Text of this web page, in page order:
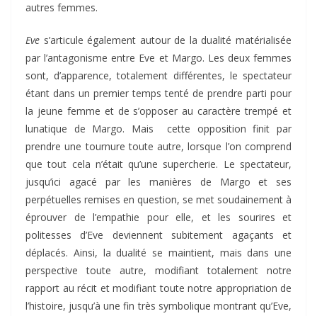
autres femmes.
Eve s’articule également autour de la dualité matérialisée
par l’antagonisme entre Eve et Margo. Les deux femmes
sont, d’apparence, totalement différentes, le spectateur
étant dans un premier temps tenté de prendre parti pour
la jeune femme et de s’opposer au caractère trempé et
lunatique de Margo. Mais cette opposition finit par
prendre une tournure toute autre, lorsque l’on comprend
que tout cela n’était qu’une supercherie. Le spectateur,
jusqu’ici agacé par les manières de Margo et ses
perpétuelles remises en question, se met soudainement à
éprouver de l’empathie pour elle, et les sourires et
politesses d’Eve deviennent subitement agaçants et
déplacés. Ainsi, la dualité se maintient, mais dans une
perspective toute autre, modifiant totalement notre
rapport au récit et modifiant toute notre appropriation de
l’histoire, jusqu’à une fin très symbolique montrant qu’Eve,